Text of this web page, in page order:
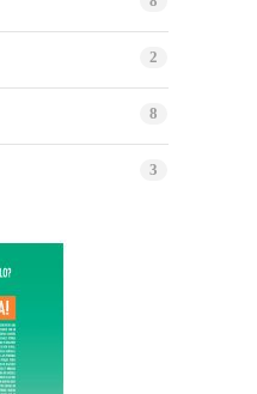
2
8
3